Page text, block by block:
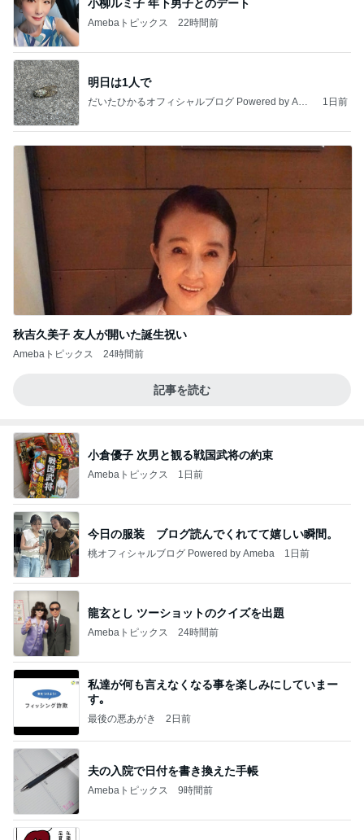
小柳ルミ子 年下男子とのデート
Amebaトピックス 22時間前
明日は1人で
だいたひかるオフィシャルブログ Powered by Ame
1日前
秋吉久美子 友人が開いた誕生祝い
Amebaトピックス 24時間前
記事を読む
小倉優子 次男と観る戦国武将の約束
Amebaトピックス 1日前
今日の服装 ブログ読んでくれてて嬉しい瞬間。
桃オフィシャルブログ Powered by Ameba 1日前
龍玄とし ツーショットのクイズを出題
Amebaトピックス 24時間前
私達が何も言えなくなる事を楽しみにしていまー
す｡
最後の悪あがき 2日前
夫の入院で日付を書き換えた手帳
Amebaトピックス 9時間前